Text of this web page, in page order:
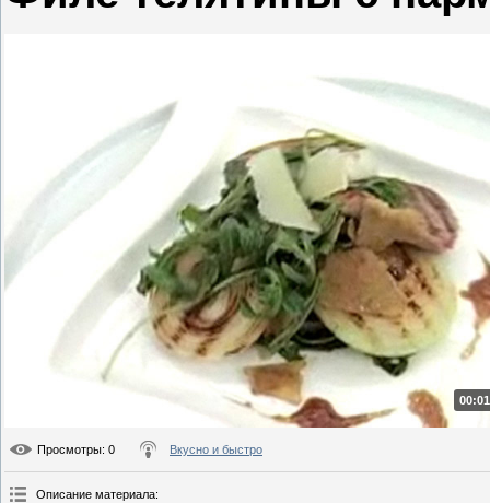
Просмотры: 0 Вкусно и быстро
Описание материала: